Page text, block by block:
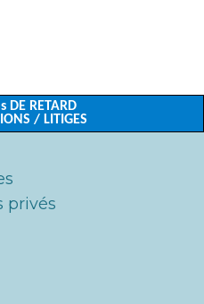
RETARD
/ LITIGES
privés